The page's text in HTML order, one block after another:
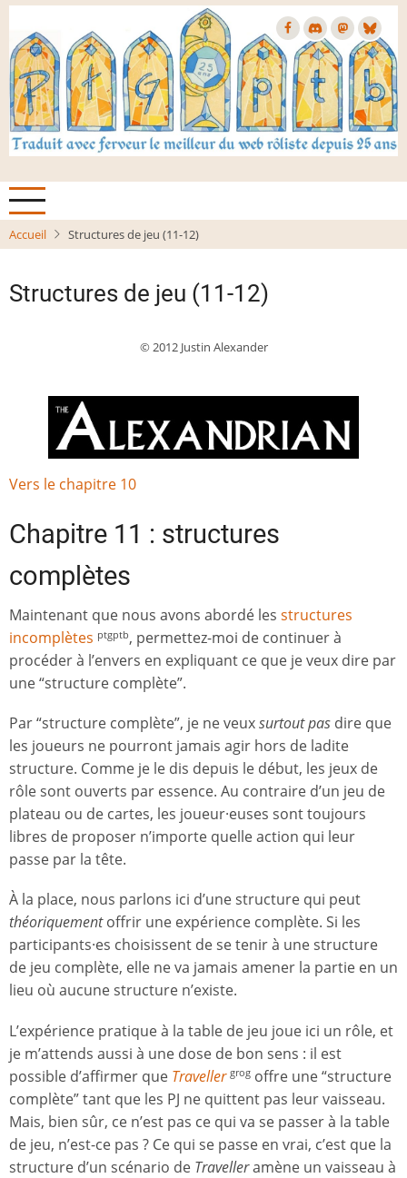
Aller
contenu
principal
Accueil Structures de jeu (11-12)
Structures de jeu (11-12)
© 2012 Justin Alexander
Vers le chapitre 10
Chapitre 11 : structures
complètes
Maintenant que nous avons abordé les structures
incomplètes ptgptb, permettez-moi de continuer à
procéder à l’envers en expliquant ce que je veux dire par
une “structure complète”.
Par “structure complète”, je ne veuxsurtout pas dire que
les joueurs ne pourront jamais agir hors de ladite
structure. Comme je le dis depuis le début, les jeux de
rôle sont ouverts par essence. Au contraire d’un jeu de
plateau ou de cartes, les joueur·euses sont toujours
libres de proposer n’importe quelle action qui leur
passe par la tête.
À la place, nous parlons ici d’une structure qui peut
théoriquementoffrir une expérience complète. Si les
participants·es choisissent de se tenir à une structure
de jeu complète, elle ne va jamais amener la partie en un
lieu où aucune structure n’existe.
L’expérience pratique à la table de jeu joue ici un rôle, et
je m’attends aussi à une dose de bon sens : il est
possible d’affirmer que Traveller grog offre une “structure
complète” tant que les PJ ne quittent pas leur vaisseau.
Mais, bien sûr, ce n’est pas ce qui va se passer à la table
de jeu, n’est-ce pas ? Ce qui se passe en vrai, c’est que la
structure d’un scénario de Travelleramène un vaisseau à